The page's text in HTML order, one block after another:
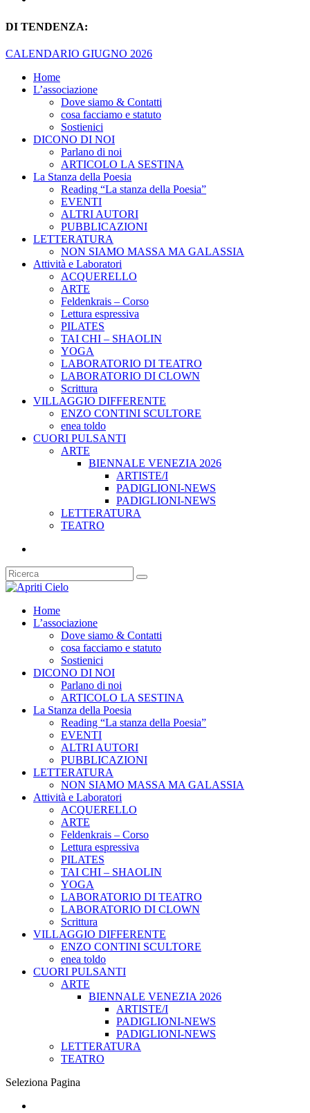
DI TENDENZA:
CALENDARIO GIUGNO 2026
Home
L’associazione
Dove siamo & Contatti
cosa facciamo e statuto
Sostienici
DICONO DI NOI
Parlano di noi
ARTICOLO LA SESTINA
La Stanza della Poesia
Reading “La stanza della Poesia”
EVENTI
ALTRI AUTORI
PUBBLICAZIONI
LETTERATURA
NON SIAMO MASSA MA GALASSIA
Attività e Laboratori
ACQUERELLO
ARTE
Feldenkrais – Corso
Lettura espressiva
PILATES
TAI CHI – SHAOLIN
YOGA
LABORATORIO DI TEATRO
LABORATORIO DI CLOWN
Scrittura
VILLAGGIO DIFFERENTE
ENZO CONTINI SCULTORE
enea toldo
CUORI PULSANTI
ARTE
BIENNALE VENEZIA 2026
ARTISTE/I
PADIGLIONI-NEWS
PADIGLIONI-NEWS
LETTERATURA
TEATRO
Home
L’associazione
Dove siamo & Contatti
cosa facciamo e statuto
Sostienici
DICONO DI NOI
Parlano di noi
ARTICOLO LA SESTINA
La Stanza della Poesia
Reading “La stanza della Poesia”
EVENTI
ALTRI AUTORI
PUBBLICAZIONI
LETTERATURA
NON SIAMO MASSA MA GALASSIA
Attività e Laboratori
ACQUERELLO
ARTE
Feldenkrais – Corso
Lettura espressiva
PILATES
TAI CHI – SHAOLIN
YOGA
LABORATORIO DI TEATRO
LABORATORIO DI CLOWN
Scrittura
VILLAGGIO DIFFERENTE
ENZO CONTINI SCULTORE
enea toldo
CUORI PULSANTI
ARTE
BIENNALE VENEZIA 2026
ARTISTE/I
PADIGLIONI-NEWS
PADIGLIONI-NEWS
LETTERATURA
TEATRO
Seleziona Pagina